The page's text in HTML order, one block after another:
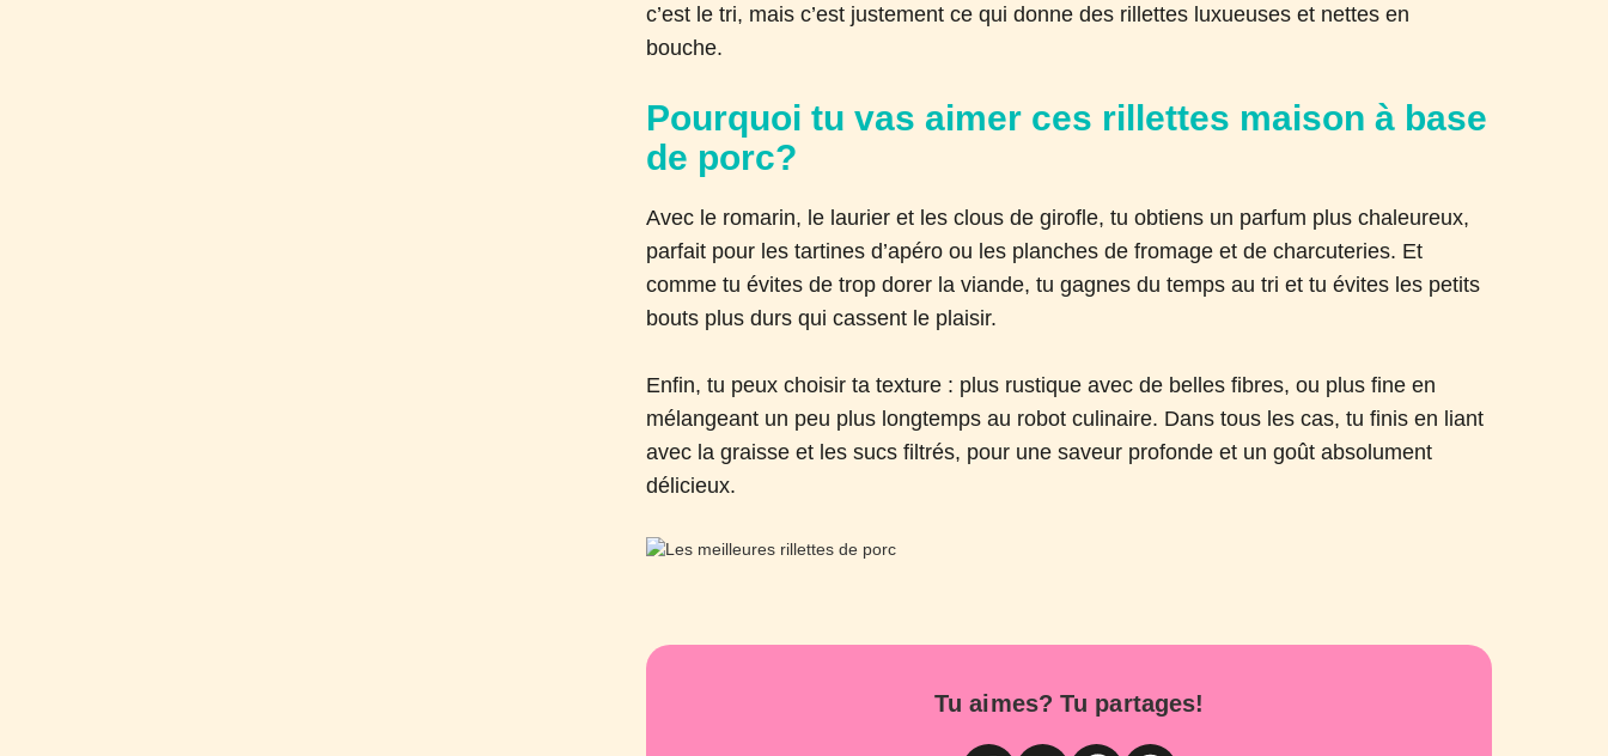
c’est le tri, mais c’est justement ce qui donne des rillettes luxueuses et nettes en
bouche.
Pourquoi tu vas aimer ces rillettes maison à base
de porc?
Avec le romarin, le laurier et les clous de girofle, tu obtiens un parfum plus chaleureux,
parfait pour les tartines d’apéro ou les planches de fromage et de charcuteries. Et
comme tu évites de trop dorer la viande, tu gagnes du temps au tri et tu évites les petits
bouts plus durs qui cassent le plaisir.
Enfin, tu peux choisir ta texture : plus rustique avec de belles fibres, ou plus fine en
mélangeant un peu plus longtemps au robot culinaire. Dans tous les cas, tu finis en liant
avec la graisse et les sucs filtrés, pour une saveur profonde et un goût absolument
délicieux.
Tu aimes? Tu partages!